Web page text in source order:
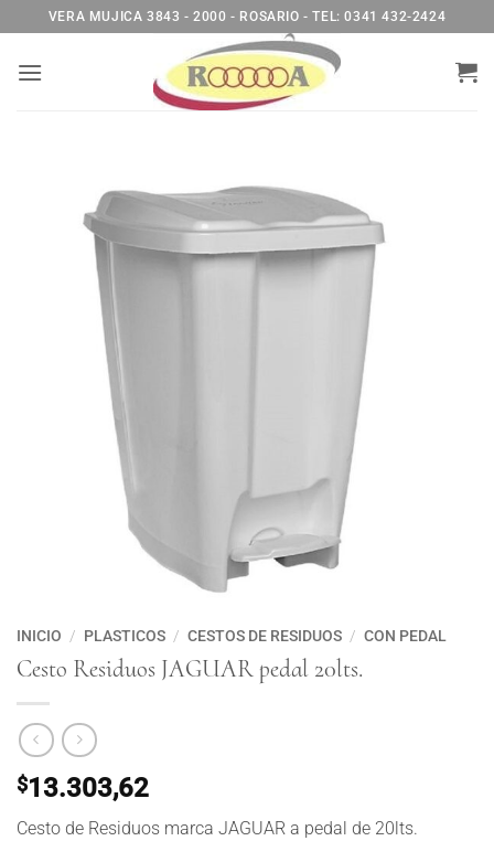
al
contenido
VERA MUJICA 3843 - 2000 - ROSARIO - TEL: 0341 432-2424
INICIO / PLASTICOS / CESTOS DE RESIDUOS / CON PEDAL
Cesto Residuos JAGUAR pedal 20lts.
$13.303,62
Cesto de Residuos marca JAGUAR a pedal de 20lts.